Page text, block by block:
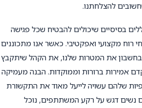
להצלחתנו.
בסיסיים שיכולים להבטיח שכל פגישה
רוח מקצועי ואפקטיבי. כאשר אנו מתכוננים
בחשבון את המטרות שלנו, את הקהל שיתקבץ
אמירות ברורות וממוקדות. הבנה מעמיקה
שלהם עשויה לייעל מאוד את התקשורת
נשים דגש על רקע המשתתפים, נוכל